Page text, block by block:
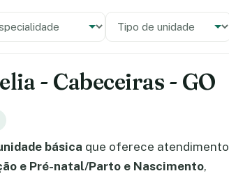
de unidade
- Cabeceiras - GO
básica que oferece atendimento
e Pré-natal/Parto e Nascimento,